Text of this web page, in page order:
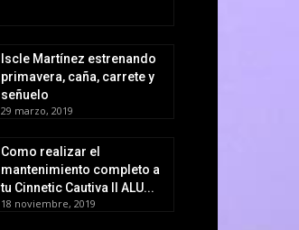
Iscle Martínez estrenando
primavera, caña, carrete y
señuelo
29 marzo, 2019
Como realizar el
mantenimiento completo a
tu Cinnetic Cautiva II ALU...
18 noviembre, 2019